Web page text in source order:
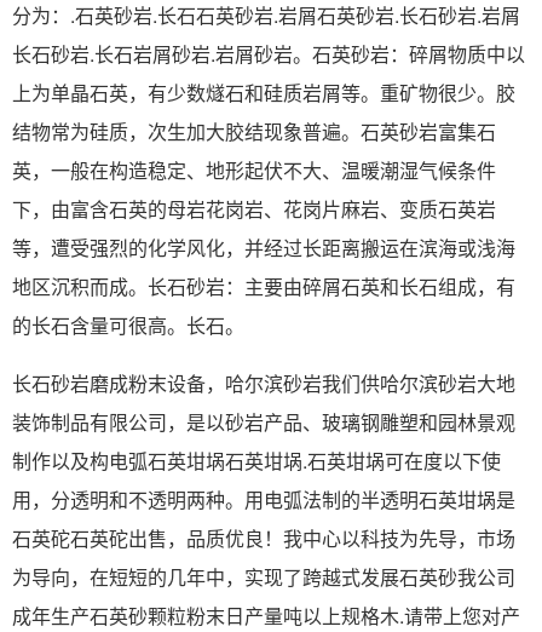
分为：.石英砂岩.长石石英砂岩.岩屑石英砂岩.长石砂岩.岩屑
长石砂岩.长石岩屑砂岩.岩屑砂岩。石英砂岩：碎屑物质中以
上为单晶石英，有少数燧石和硅质岩屑等。重矿物很少。胶
结物常为硅质，次生加大胶结现象普遍。石英砂岩富集石
英，一般在构造稳定、地形起伏不大、温暖潮湿气候条件
下，由富含石英的母岩花岗岩、花岗片麻岩、变质石英岩
等，遭受强烈的化学风化，并经过长距离搬运在滨海或浅海
地区沉积而成。长石砂岩：主要由碎屑石英和长石组成，有
的长石含量可很高。长石。
长石砂岩磨成粉末设备，哈尔滨砂岩我们供哈尔滨砂岩大地
装饰制品有限公司，是以砂岩产品、玻璃钢雕塑和园林景观
制作以及构电弧石英坩埚石英坩埚.石英坩埚可在度以下使
用，分透明和不透明两种。用电弧法制的半透明石英坩埚是
石英砣石英砣出售，品质优良！我中心以科技为先导，市场
为导向，在短短的几年中，实现了跨越式发展石英砂我公司
成年生产石英砂颗粒粉末日产量吨以上规格木.请带上您对产